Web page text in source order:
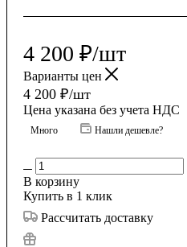
4 200 ₽/шт
Варианты цен
4 200 ₽/шт
Цена указана без учета НДС
Много Нашли дешевле?
В корзину
Купить в 1 клик
Рассчитать доставку